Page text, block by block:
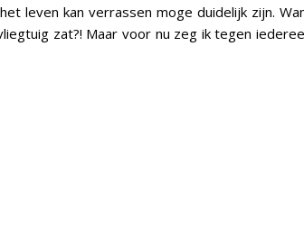
leven kan verrassen moge duidelijk zijn.
zat?! Maar voor nu zeg ik tegen